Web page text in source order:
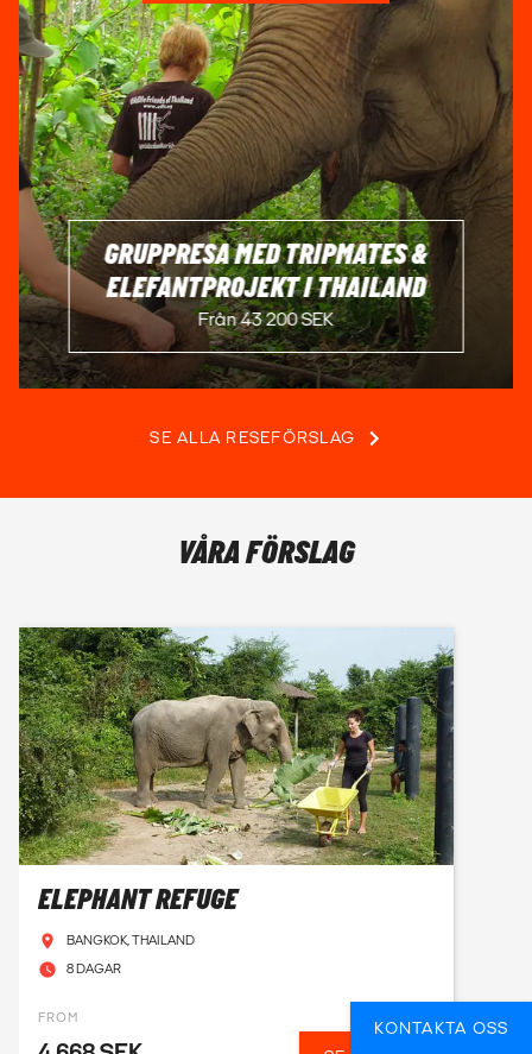
GRUPPRESA MED TRIPMATES &
ELEFANTPROJEKT I THAILAND
Från 43 200 SEK
SE ALLA RESEFÖRSLAG
VÅRA FÖRSLAG
ELEPHANT REFUGE
BANGKOK, THAILAND
8 DAGAR
FROM
KONTAKTA OSS